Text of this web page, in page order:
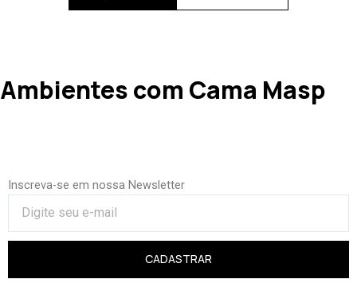
Ambientes com Cama Masp
Inscreva-se em nossa Newsletter
CADASTRAR